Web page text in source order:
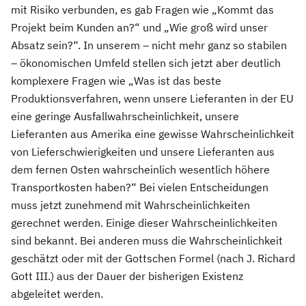
mit Risiko verbunden, es gab Fragen wie „Kommt das
Projekt beim Kunden an?“ und „Wie groß wird unser
Absatz sein?“. In unserem – nicht mehr ganz so stabilen
– ökonomischen Umfeld stellen sich jetzt aber deutlich
komplexere Fragen wie „Was ist das beste
Produktionsverfahren, wenn unsere Lieferanten in der EU
eine geringe Ausfallwahrscheinlichkeit, unsere
Lieferanten aus Amerika eine gewisse Wahrscheinlichkeit
von Lieferschwierigkeiten und unsere Lieferanten aus
dem fernen Osten wahrscheinlich wesentlich höhere
Transportkosten haben?“ Bei vielen Entscheidungen
muss jetzt zunehmend mit Wahrscheinlichkeiten
gerechnet werden. Einige dieser Wahrscheinlichkeiten
sind bekannt. Bei anderen muss die Wahrscheinlichkeit
geschätzt oder mit der Gottschen Formel (nach J. Richard
Gott III.) aus der Dauer der bisherigen Existenz
abgeleitet werden.